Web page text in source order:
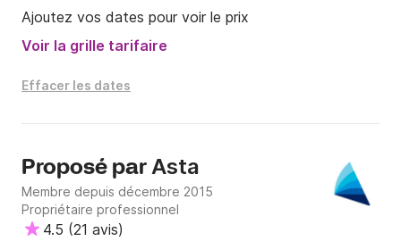
Ajoutez vos dates pour voir le prix
Voir la grille tarifaire
Effacer les dates
Proposé parAsta
Membre depuis décembre 2015
Propriétaire professionnel
4.5 (21 avis)